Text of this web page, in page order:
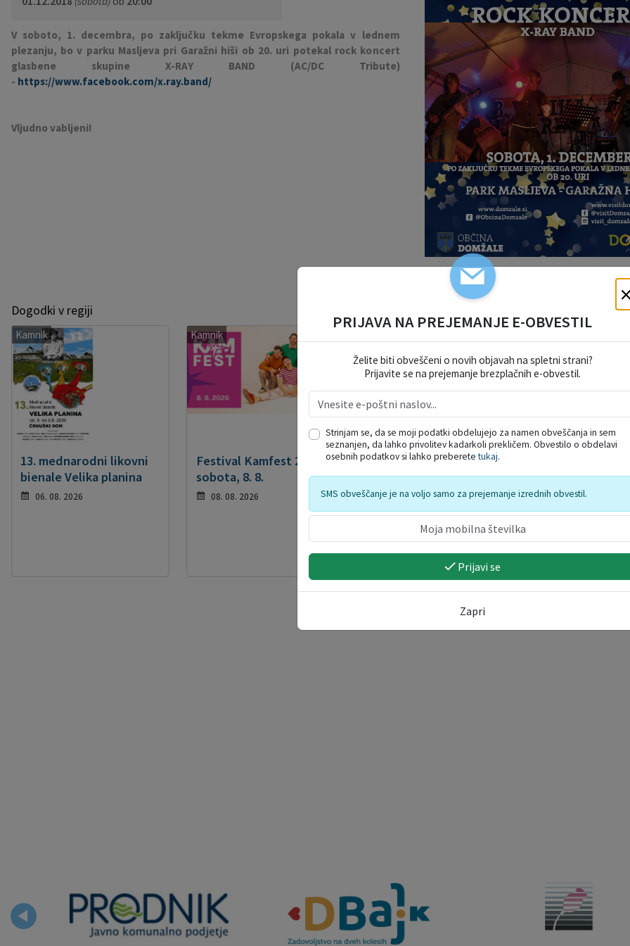
V soboto, 1. decembra, po zaključku tekme Evropskega pokala v lednem
plezanju, bo v parku Masljeva pri Garažni hiši ob 20. uri potekal rock koncert
glasbene skupine X-RAY BAND (AC/DC Tribute)
- https://www.facebook.com/x.ray.band/
Vljudno vabljeni!
Dogodki v regiji
Kamnik
13. mednarodni likovni
bienale Velika planina
06. 08. 2026
Kamnik
Festival Kamfest 2026 -
sobota, 8. 8.
08. 08. 2026
Kino pod zvezdami: I
Swear / Preklinjam
08. 08. 2026
ustanovitve
slovenske
Šlandra"
Fotogalerija
Mestna občina Ljubljana
Krajevne skupnosti
Državni organi
Svet za preventivo in vzgojo v cestnem prometu
Zaščita in reševanje
Zapuščene živali
Oskrba s plinom
Bilteni
Glasilo Slamnik
Občinski predpisi
PRIJAVA NA PREJEMANJE E-OBVESTIL
Želite biti obveščeni o novih objavah na spletni strani?
Prijavite se na prejemanje brezplačnih e-obvestil.
Strinjam se, da se moji podatki obdelujejo za namen obveščanja in sem
seznanjen, da lahko privolitev kadarkoli prekličem. Obvestilo o obdelavi
osebnih podatkov si lahko preberetetukaj.
SMS obveščanje je na voljo samo za prejemanje izrednih obvestil.
Prijavi se
Zapri